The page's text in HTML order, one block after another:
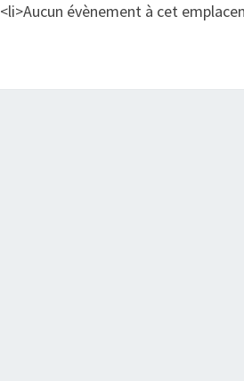
<li>Aucun évènement à cet